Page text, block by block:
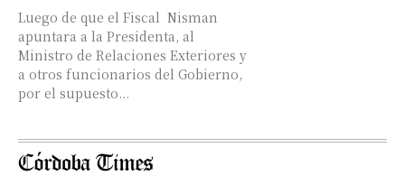
Luego de que el Fiscal Nisman
apuntara a la Presidenta, al
Ministro de Relaciones Exteriores y
a otros funcionarios del Gobierno,
por el supuesto...